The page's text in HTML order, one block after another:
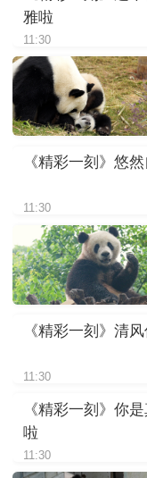
雅啦
11:30
《精彩一刻》悠
11:30
《精彩一刻》清
11:30
《精彩一刻》你
啦
11:30